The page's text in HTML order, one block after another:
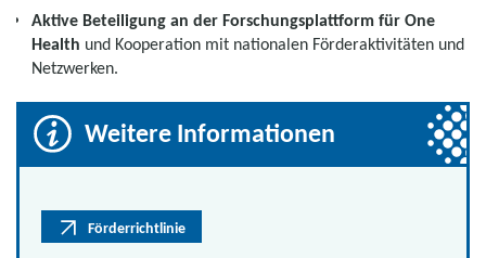
Aktive Beteiligung an der Forschungsplattform für One
Health und Kooperation mit nationalen Förderaktivitäten und
Netzwerken.
Weitere Informationen
Förderrichtlinie